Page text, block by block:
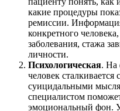
какие процедуры
ремиссии.
конкретного
заболевания, стажа
личности.
Психологическая. На
человек
суицидальными
специалистом
эмоциональный фон.